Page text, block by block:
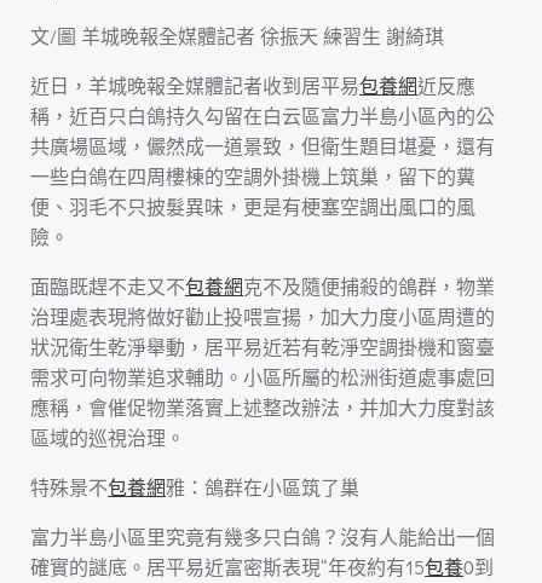
文/圖 羊城晚報全媒體記者 徐振天 練習生 謝綺琪
近日，羊城晚報全媒體記者收到居平易包養網近反應
稱，近百只白鴿持久勾留在白云區富力半島小區內的公
共廣場區域，儼然成一道景致，但衛生題目堪憂，還有
一些白鴿在四周樓棟的空調外掛機上筑巢，留下的糞
便、羽毛不只披髮異味，更是有梗塞空調出風口的風
險。
面臨既趕不走又不包養網克不及隨便捕殺的鴿群，物業
治理處表現將做好勸止投喂宣揚，加大力度小區周遭的
狀況衛生乾淨舉動，居平易近若有乾淨空調掛機和窗臺
需求可向物業追求輔助。小區所屬的松洲街道處事處回
應稱，會催促物業落實上述整改辦法，并加大力度對該
區域的巡視治理。
特殊景不包養網雅：鴿群在小區筑了巢
富力半島小區里究竟有幾多只白鴿？沒有人能給出一個
確實的謎底。居平易近富密斯表現“年夜約有15包養0到